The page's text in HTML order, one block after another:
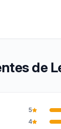
de
5
4